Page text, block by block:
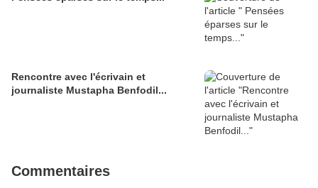
Rencontre avec l'écrivain et
journaliste Mustapha Benfodil...
Commentaires